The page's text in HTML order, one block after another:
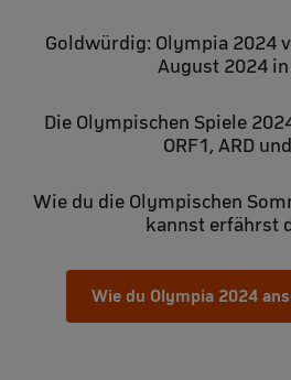
Goldwürdig: Olympia 2024
August 2024
Die Olympischen Spiele
ORF1, ARD
Wie du die Olympischen
kannst erfährst
Wie du Olympia 2024